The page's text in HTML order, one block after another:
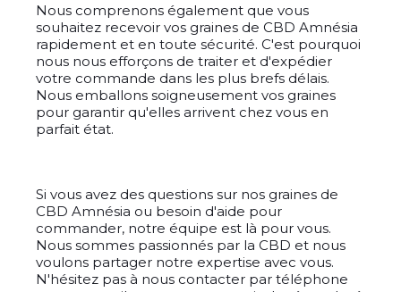
Nous comprenons également que vous
souhaitez recevoir vos graines de CBD Amnésia
rapidement et en toute sécurité. C'est pourquoi
nous nous efforçons de traiter et d'expédier
votre commande dans les plus brefs délais.
Nous emballons soigneusement vos graines
pour garantir qu'elles arrivent chez vous en
parfait état.
Si vous avez des questions sur nos graines de
CBD Amnésia ou besoin d'aide pour
commander, notre équipe est là pour vous.
Nous sommes passionnés par la CBD et nous
voulons partager notre expertise avec vous.
N'hésitez pas à nous contacter par téléphone